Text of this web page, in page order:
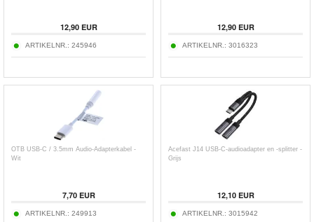
12,90EUR
ARTIKELNR.: 245946
12,90EUR
ARTIKELNR.: 3016323
OTB USB-C / 3.5mm Audio-Adapterkabel -
Wit
7,70EUR
ARTIKELNR.: 249913
Acefast J14 USB-C-audioadapter en -splitter -
Grijs
12,10EUR
ARTIKELNR.: 3015942